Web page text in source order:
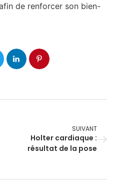
de renforcer son bien-
SUIVANT
Holter cardiaque :
résultat de la pose